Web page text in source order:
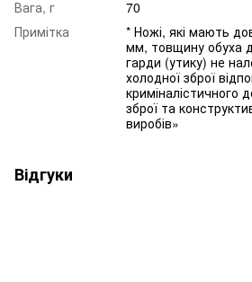
Вага, г
70
Примітка
* Ножі, які мають
мм, товщину обуха
гарди (утику) не
холодної зброї
криміналістичного
зброї та
виробів»
Відгуки